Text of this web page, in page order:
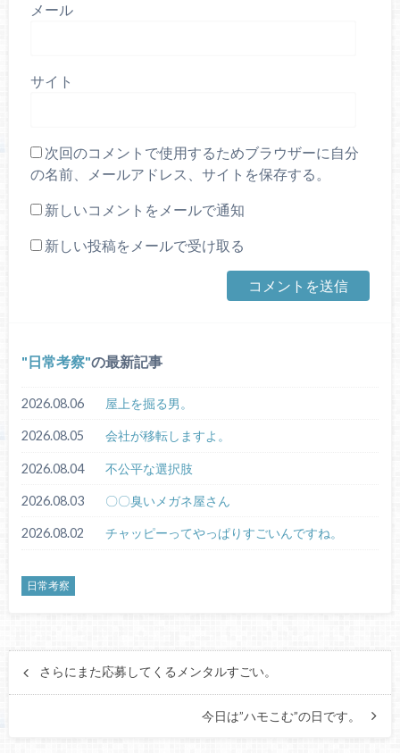
メール
サイト
次回のコメントで使用するためブラウザーに自分
の名前、メールアドレス、サイトを保存する。
新しいコメントをメールで通知
新しい投稿をメールで受け取る
日常考察 の最新記事
2026.08.06 屋上を掘る男。
2026.08.05 会社が移転しますよ。
2026.08.04 不公平な選択肢
2026.08.03 〇〇臭いメガネ屋さん
2026.08.02 チャッピーってやっぱりすごいんですね。
日常考察
さらにまた応募してくるメンタルすごい。
今日は”ハモこむ”の日です。